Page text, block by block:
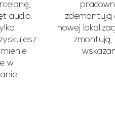
audio.
w
zdemontują
nowej
zmontują,